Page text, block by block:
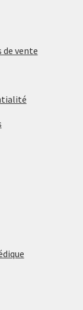
de vente